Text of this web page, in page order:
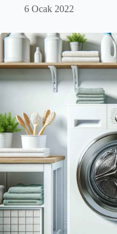
6 Ocak 2022